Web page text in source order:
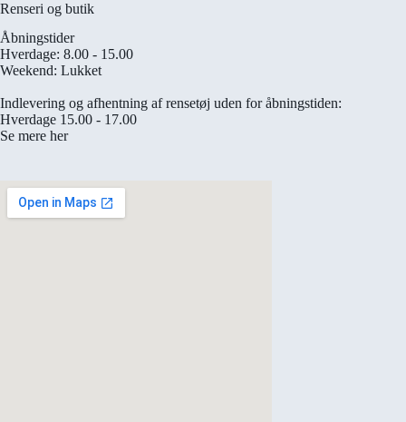
Renseri og butik
Åbningstider
Hverdage: 8.00 - 15.00
Weekend: Lukket
Indlevering og afhentning af rensetøj uden for åbningstiden:
Hverdage 15.00 - 17.00
Se mere her